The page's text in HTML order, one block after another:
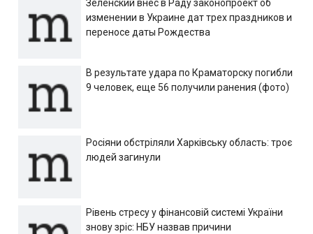
Зеленский внес в Раду законопроект об
изменении в Украине дат трех праздников и
переносе даты Рождества
В результате удара по Краматорску погибли
9 человек, еще 56 получили ранения (фото)
Росіяни обстріляли Харківську область: троє
людей загинули
Рівень стресу у фінансовій системі України
знову зріс: НБУ назвав причини